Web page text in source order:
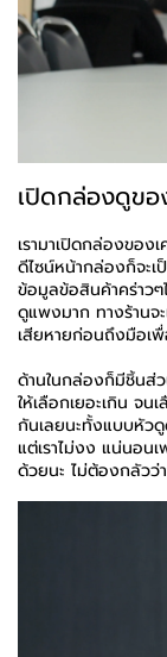
เปิดกล่องดูขอ
เรามาเปิดกล่องของ
ดีไซน์หน้ากล่องก็จะ
ข้อมูลข้อสินค้าคร่าว
ดูแพงมาก ทางร้านจ
เสียหายก่อนถึงมือเ
ด้านในกล่องก็มีชิ้นส่
ให้เลือกเยอะเกิน จ
กันเลยนะทั้งแบบหัว
แต่เราไม่งง แน่นอนเ
ด้วยนะ ไม่ต้องกลัวว่